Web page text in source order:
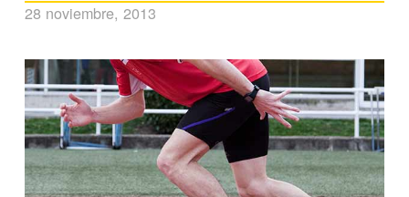
28 noviembre, 2013